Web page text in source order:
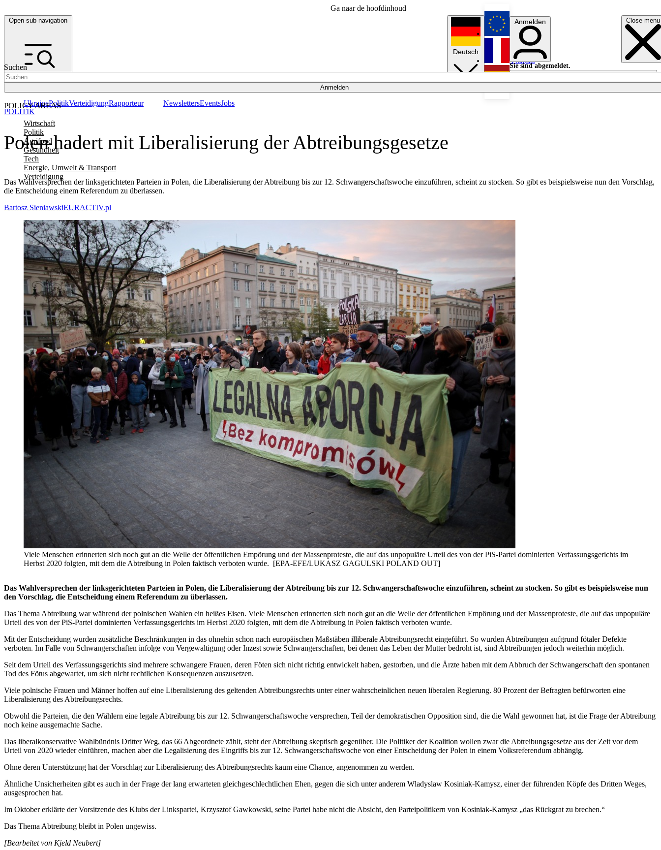
Ga naar de hoofdinhoud
Open sub navigation Close menu
Suchen
Anmelden
POLICY AREAS
Wirtschaft
Politik
Agrifood
Gesundheit
Tech
Energie, Umwelt & Transport
Verteidigung
UkrainePolitikVerteidigungRapporteur NewslettersEventsJobs
Deutsch
English
Français
Anmelden
Sie sind abgemeldet.
Anmelden
Licht aus
Polen hadert mit Liberalisierung der Abtreibungsgesetze
Das Wahlversprechen der linksgerichteten Parteien in Polen, die Liberalisierung der Abtreibung bis zur 12. Schwangerschaftswoche einzuführen, scheint zu stocken. So gibt es beispielsweise nun den Vorschlag,
die Entscheidung einem Referendum zu überlassen.
POLITIK
Bartosz SieniawskiEURACTIV.pl
Viele Menschen erinnerten sich noch gut an die Welle der öffentlichen Empörung und der Massenproteste, die auf das unpopuläre Urteil des von der PiS-Partei dominierten Verfassungsgerichts im
Herbst 2020 folgten, mit dem die Abtreibung in Polen faktisch verboten wurde. [EPA-EFE/LUKASZ GAGULSKI POLAND OUT]
Das Wahlversprechen der linksgerichteten Parteien in Polen, die Liberalisierung der Abtreibung bis zur 12. Schwangerschaftswoche einzuführen, scheint zu stocken. So gibt es beispielsweise nun
den Vorschlag, die Entscheidung einem Referendum zu überlassen.
Das Thema Abtreibung war während der polnischen Wahlen ein heißes Eisen. Viele Menschen erinnerten sich noch gut an die Welle der öffentlichen Empörung und der Massenproteste, die auf das unpopuläre
Urteil des von der PiS-Partei dominierten Verfassungsgerichts im Herbst 2020 folgten, mit dem die Abtreibung in Polen faktisch verboten wurde.
Mit der Entscheidung wurden zusätzliche Beschränkungen in das ohnehin schon nach europäischen Maßstäben illiberale Abtreibungsrecht eingeführt. So wurden Abtreibungen aufgrund fötaler Defekte
verboten. Im Falle von Schwangerschaften infolge von Vergewaltigung oder Inzest sowie Schwangerschaften, bei denen das Leben der Mutter bedroht ist, sind Abtreibungen jedoch weiterhin möglich.
Seit dem Urteil des Verfassungsgerichts sind mehrere schwangere Frauen, deren Föten sich nicht richtig entwickelt haben, gestorben, und die Ärzte haben mit dem Abbruch der Schwangerschaft den spontanen
Tod des Fötus abgewartet, um sich nicht rechtlichen Konsequenzen auszusetzen.
Viele polnische Frauen und Männer hoffen auf eine Liberalisierung des geltenden Abtreibungsrechts unter einer wahrscheinlichen neuen liberalen Regierung. 80 Prozent der Befragten befürworten eine
Liberalisierung des Abtreibungsrechts.
Obwohl die Parteien, die den Wählern eine legale Abtreibung bis zur 12. Schwangerschaftswoche versprechen, Teil der demokratischen Opposition sind, die die Wahl gewonnen hat, ist die Frage der Abtreibung
noch keine ausgemachte Sache.
Das liberalkonservative Wahlbündnis Dritter Weg, das 66 Abgeordnete zählt, steht der Abtreibung skeptisch gegenüber. Die Politiker der Koalition wollen zwar die Abtreibungsgesetze aus der Zeit vor dem
Urteil von 2020 wieder einführen, machen aber die Legalisierung des Eingriffs bis zur 12. Schwangerschaftswoche von einer Entscheidung der Polen in einem Volksreferendum abhängig.
Ohne deren Unterstützung hat der Vorschlag zur Liberalisierung des Abtreibungsrechts kaum eine Chance, angenommen zu werden.
Ähnliche Unsicherheiten gibt es auch in der Frage der lang erwarteten gleichgeschlechtlichen Ehen, gegen die sich unter anderem Wladyslaw Kosiniak-Kamysz, einer der führenden Köpfe des Dritten Weges,
ausgesprochen hat.
Im Oktober erklärte der Vorsitzende des Klubs der Linkspartei, Krzysztof Gawkowski, seine Partei habe nicht die Absicht, den Parteipolitikern von Kosiniak-Kamysz „das Rückgrat zu brechen.“
Das Thema Abtreibung bleibt in Polen ungewiss.
[Bearbeitet von Kjeld Neubert]